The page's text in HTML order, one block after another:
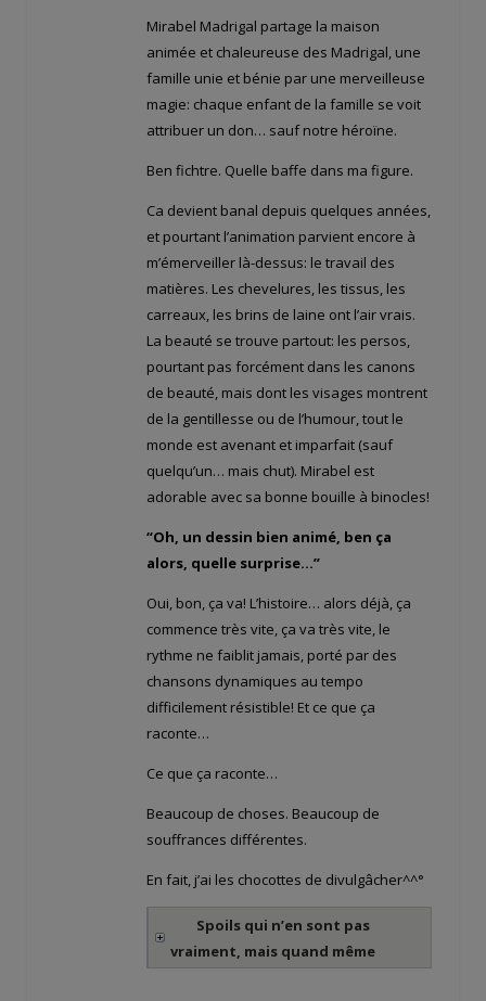
Mirabel Madrigal partage la maison
animée et chaleureuse des Madrigal, une
famille unie et bénie par une merveilleuse
magie: chaque enfant de la famille se voit
attribuer un don… sauf notre héroïne.
Ben fichtre. Quelle baffe dans ma figure.
Ca devient banal depuis quelques années,
et pourtant l’animation parvient encore à
m’émerveiller là-dessus: le travail des
matières. Les chevelures, les tissus, les
carreaux, les brins de laine ont l’air vrais.
La beauté se trouve partout: les persos,
pourtant pas forcément dans les canons
de beauté, mais dont les visages montrent
de la gentillesse ou de l’humour, tout le
monde est avenant et imparfait (sauf
quelqu’un… mais chut). Mirabel est
adorable avec sa bonne bouille à binocles!
“Oh, un dessin bien animé, ben ça
alors, quelle surprise…”
Oui, bon, ça va! L’histoire… alors déjà, ça
commence très vite, ça va très vite, le
rythme ne faiblit jamais, porté par des
chansons dynamiques au tempo
difficilement résistible! Et ce que ça
raconte…
Ce que ça raconte…
Beaucoup de choses. Beaucoup de
souffrances différentes.
En fait, j’ai les chocottes de divulgâcher^^°
Spoils qui n’en sont pas
vraiment, mais quand même